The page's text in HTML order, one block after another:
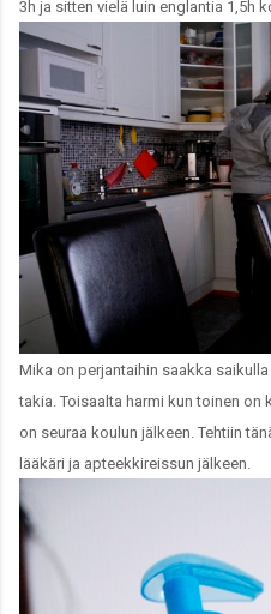
3h ja sitten vielä luin englantia 1,5h
Mika on perjantaihin saakka
takia. Toisaalta harmi kun toinen on
on seuraa koulun jälkeen. Tehtiin
lääkäri ja apteekkireissun jälkeen.